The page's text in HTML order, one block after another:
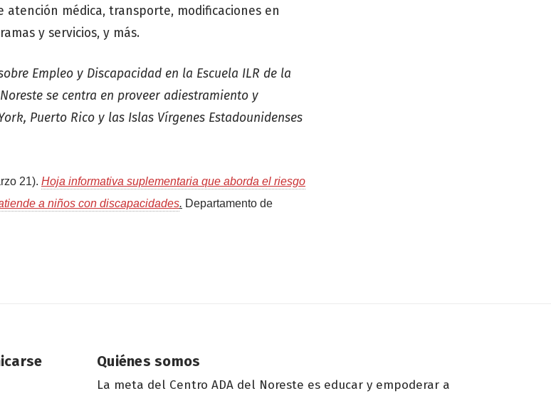
médica, transporte, modificaciones en
y servicios, y más.
Empleo y Discapacidad en la Escuela ILR de la
se centra en proveer adiestramiento y
Puerto Rico y las Islas Vírgenes Estadounidenses
21). Hoja informativa suplementaria que aborda el riesgo
a niños con discapacidades. Departamento de
Quiénes somos
La meta del Centro ADA del Noreste es educar y empoderar a